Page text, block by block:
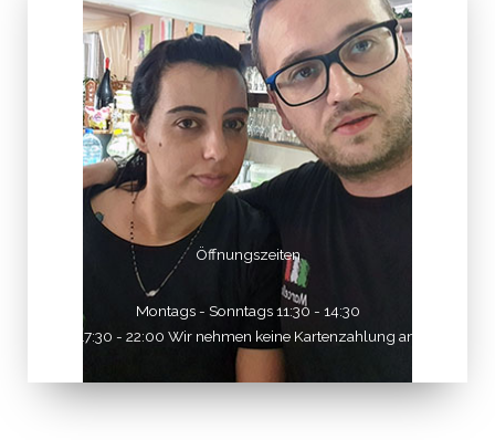
Öffnungszeiten
Montags - Sonntags 11:30 - 14:30
17:30 - 22:00 Wir nehmen keine Kartenzahlung an.